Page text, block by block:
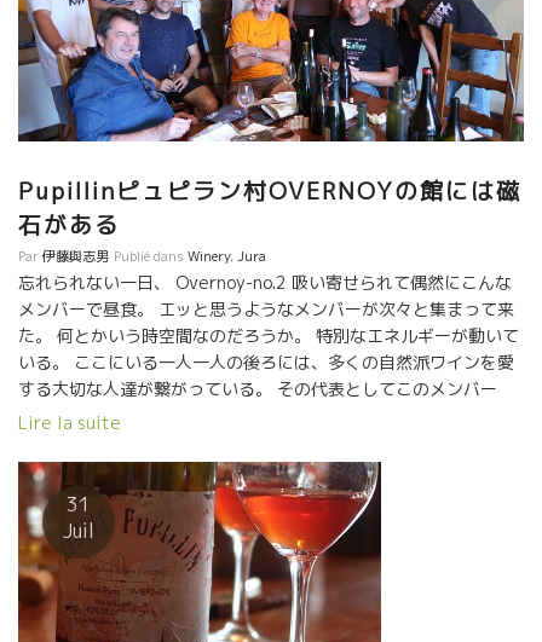
ジムがどんな風にワインの品質・バランスに影響を与えるかの貴
重な話しが聞けた。 秘蔵のミレジムを出してくれてそのミレジム
の説明を受けながらのテースティングでした。 Vin Jauneの
定義とは、ワイン造りとは？ 『酵母菌や産膜酵母などは温度、湿
度、原料葡萄の熟度によって何億通りもの発酵の可能性があっ
て、自分は今でもハッキリしたことは判っていないんだ。』 ピエ
精進してきたピエールさんの この謙虚な言葉。 ピエールさんの人
間としての奥の深さを痛切に感じた一言だった。 まるで、ギリシ
ャの哲学者ソクラテスのような言葉に、感動した。 「知らないこ
とを知っていると思い込んでいる人々よりは、知らないことを知
らないと自覚している自分の方が賢く、知恵の上で少しばかり優
っている」
Pupillinピュピラン村OVERNOYの館には磁
石がある
Par伊藤與志男 Publié dans Winery,Jura
忘れられない一日、 Overnoy-no.2 吸い寄せられて偶然にこんな
メンバーで昼食。 エッと思うようなメンバーが次々と集まって来
た。 何とかいう時空間なのだろうか。 特別なエネルギーが動いて
いる。 ここにいる一人一人の後ろには、多くの自然派ワインを愛
する大切な人達が繋がっている。 その代表としてこのメンバー
が、何らかの力でここに集められた。 特別な“場”でした。 こんな
Lire la suite
31
Juil